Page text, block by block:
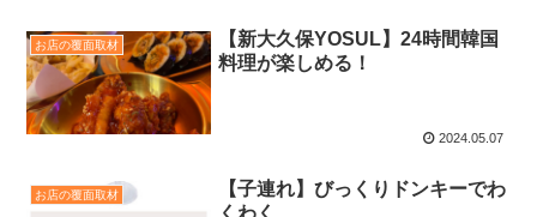
お店の覆面取材
【新大久保YOSUL】24時間韓国
料理が楽しめる！
2024.05.07
お店の覆面取材
【子連れ】びっくりドンキーでわ